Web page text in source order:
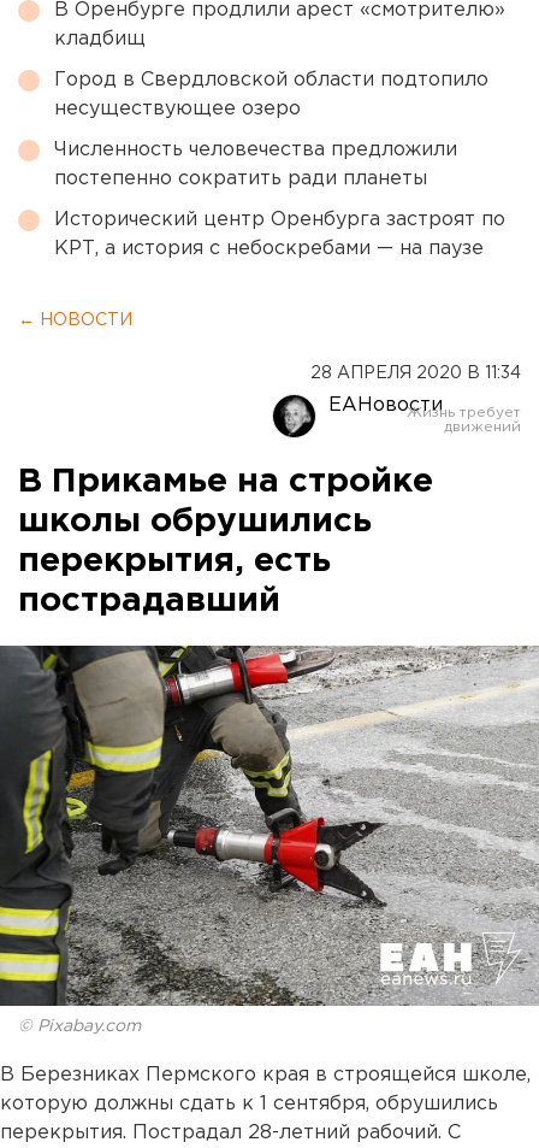
В Оренбурге продлили арест «смотрителю»
кладбищ
Город в Свердловской области подтопило
несуществующее озеро
Численность человечества предложили
постепенно сократить ради планеты
Исторический центр Оренбурга застроят по
КРТ, а история с небоскребами — на паузе
← НОВОСТИ
28 АПРЕЛЯ 2020 В 11:34
ЕАНовости
В Прикамье на стройке
школы обрушились
перекрытия, есть
пострадавший
© Pixabay.com
В Березниках Пермского края в строящейся школе,
которую должны сдать к 1 сентября, обрушились
перекрытия. Пострадал 28-летний рабочий. С